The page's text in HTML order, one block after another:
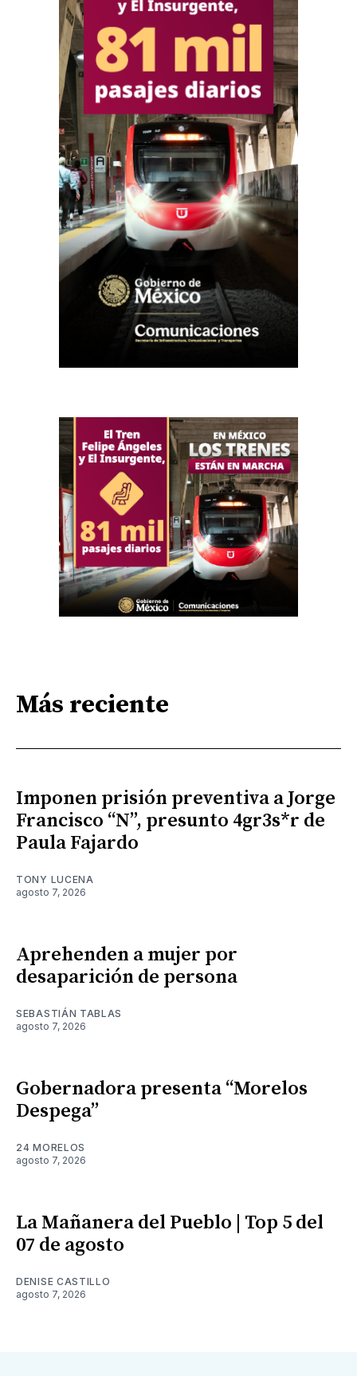
Más reciente
Imponen prisión preventiva a Jorge
Francisco “N”, presunto 4gr3s*r de
Paula Fajardo
TONY LUCENA
agosto 7, 2026
Aprehenden a mujer por
desaparición de persona
SEBASTIÁN TABLAS
agosto 7, 2026
Gobernadora presenta “Morelos
Despega”
24 MORELOS
agosto 7, 2026
La Mañanera del Pueblo | Top 5 del
07 de agosto
DENISE CASTILLO
agosto 7, 2026